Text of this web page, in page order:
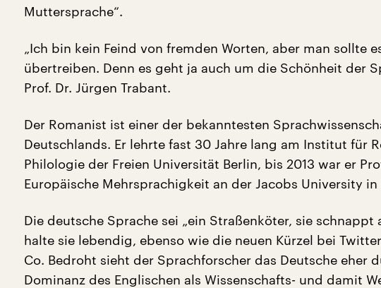
Muttersprache“.
„Ich bin kein Feind von fremden Worten, aber man sollte
übertreiben. Denn es geht ja auch um die Schönheit der
Prof. Dr. Jürgen Trabant.
Der Romanist ist einer der bekanntesten
Deutschlands. Er lehrte fast 30 Jahre lang am Institut für
Philologie der Freien Universität Berlin, bis 2013 war er
Europäische Mehrsprachigkeit an der Jacobs University in
Die deutsche Sprache sei „ein Straßenköter, sie schnappt
halte sie lebendig, ebenso wie die neuen Kürzel bei
Co. Bedroht sieht der Sprachforscher das Deutsche eher
Dominanz des Englischen als Wissenschafts- und damit